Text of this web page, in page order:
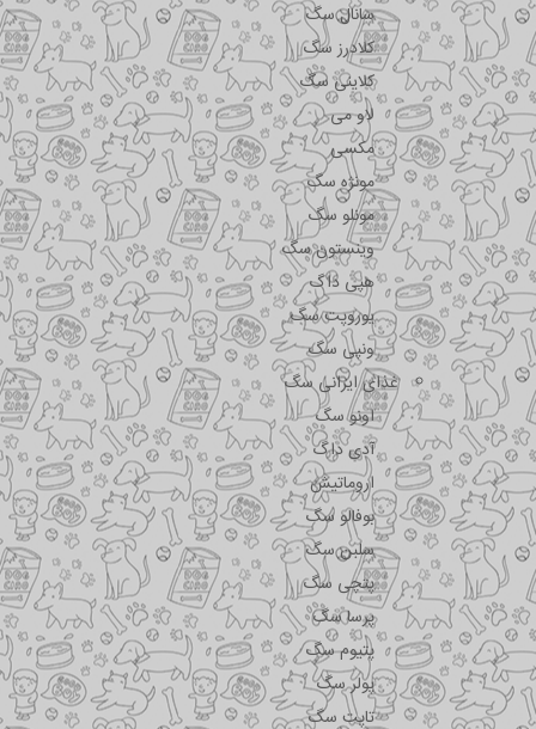
سانال سگ
کلادرز سگ
کلاینی سگ
لاو می
مکسی
مونژه سگ
مونلو سگ
وینستون سگ
هپی داگ
یوروپت سگ
ونپی سگ
غذای ایرانی سگ
اونو سگ
آدی داگ
اروماتیش
بوفالو سگ
سلبن سگ
پتچی سگ
پرسا سگ
پتیوم سگ
پولر سگ
تاپت سگ